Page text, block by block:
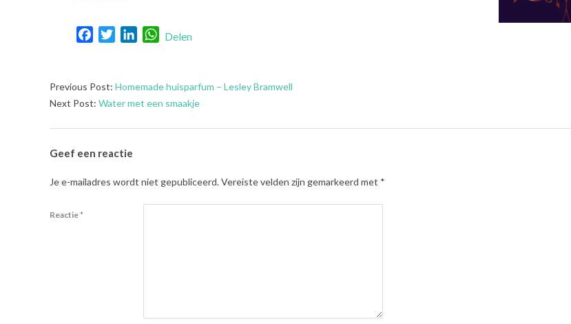
FacebookTwitterLinkedInWhatsApp
Delen
2021-
08-
Previous Post: Homemade huisparfum – Lesley Bramwell
Next Post: Water met een smaakje
Geef een reactie
Je e-mailadres wordt niet gepubliceerd.Vereiste velden zijn gemarkeerd met *
Reactie*